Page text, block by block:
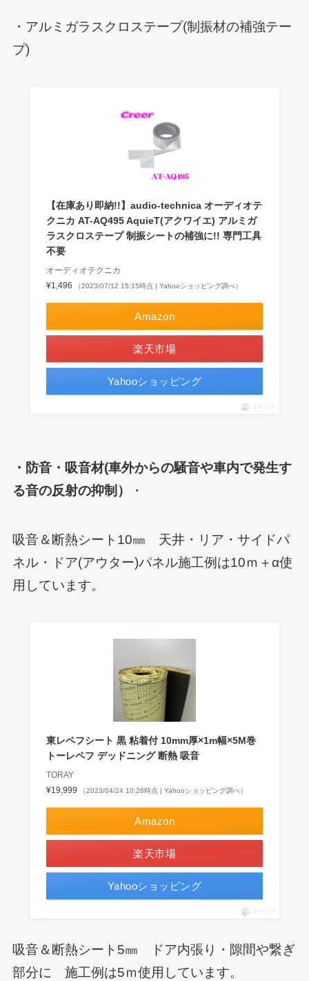
・アルミガラスクロステープ(制振材の補強テー
プ)
【在庫あり即納!!】audio-technica オーディオテ
クニカ AT-AQ495 AquieT(アクワイエ) アルミガ
ラスクロステープ 制振シートの補強に!! 専門工具
不要
オーディオテクニカ
¥1,496
（2023/07/12 15:15時点 | Yahooショッピング調べ）
Amazon
楽天市場
Yahooショッピング
ポチップ
・防音・吸音材(車外からの騒音や車内で発生す
る音の反射の抑制）
・
吸音＆断熱シート10㎜ 天井・リア・サイドパ
ネル・ドア(アウター)パネル施工例は10ｍ＋α使
用しています。
東レペフシート 黒 粘着付 10mm厚×1m幅×5M巻
トーレペフ デッドニング 断熱 吸音
TORAY
¥19,999
（2023/04/24 10:26時点 | Yahooショッピング調べ）
Amazon
楽天市場
Yahooショッピング
ポチップ
吸音＆断熱シート5㎜ ドア内張り・隙間や繋ぎ
部分に 施工例は5ｍ使用しています。